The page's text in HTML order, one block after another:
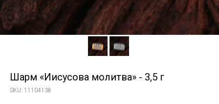
Шарм «Иисусова молитва» - 3,5 г
SKU: 11104138